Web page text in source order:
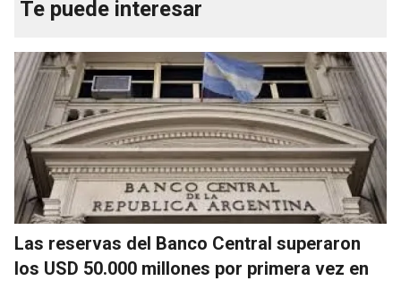
Te puede interesar
Las reservas del Banco Central superaron
los USD 50.000 millones por primera vez en